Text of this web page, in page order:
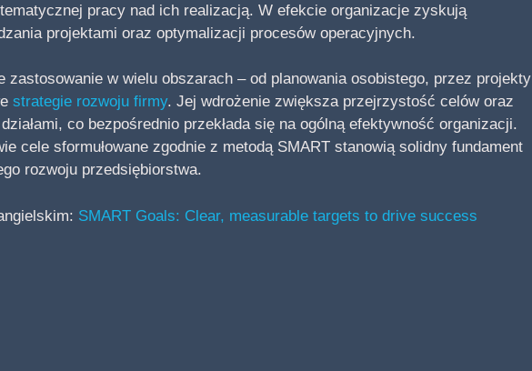
pracy nad ich realizacją. W efekcie organizacje zyskują
projektami oraz optymalizacji procesów operacyjnych.
zastosowanie w wielu obszarach – od planowania osobistego, przez projekty
strategie rozwoju firmy. Jej wdrożenie zwiększa przejrzystość celów oraz
co bezpośrednio przekłada się na ogólną efektywność organizacji.
cele sformułowane zgodnie z metodą SMART stanowią solidny fundament
rozwoju przedsiębiorstwa.
SMART Goals: Clear, measurable targets to drive success